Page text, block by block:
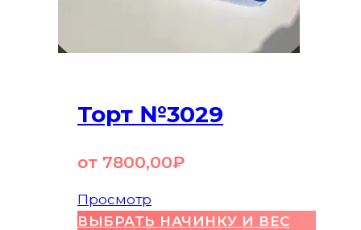
Торт №3029
от 7800,00₽
Просмотр
ВЫБРАТЬ НАЧИНКУ И ВЕС